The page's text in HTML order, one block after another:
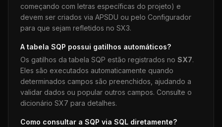
começando com letras específicas do projeto) e
devem ser criados via APSDU ou pelo Configurador
para que sejam refletidos no SX3.
A tabela SQP possui gatilhos automáticos?
Os gatilhos da tabela SQP estão registrados no SX7.
Eles são executados automaticamente quando
determinados campos são preenchidos, ajudando a
validar dados ou popular outros campos. Consulte o
dicionário SX7 para detalhes.
Como consultar a SQP via SQL diretamente?